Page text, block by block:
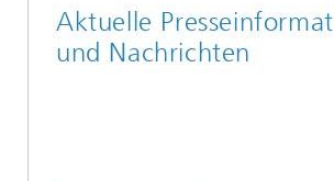
Aktuelle
und Nachrichten